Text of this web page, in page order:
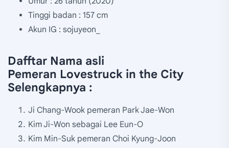
Tinggi badan : 157 cm
Akun IG : sojuyeon_
Dafftar Nama asli
Pemeran Lovestruck in the City
Selengkapnya :
Ji Chang-Wook pemeran Park Jae-Won
Kim Ji-Won sebagai Lee Eun-O
Kim Min-Suk pemeran Choi Kyung-Joon